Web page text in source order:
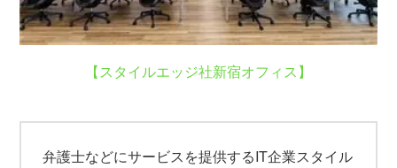
【スタイルエッジ社新宿オフィス】
弁護士などにサービスを提供するIT企業スタイル